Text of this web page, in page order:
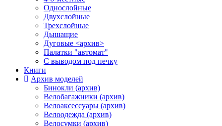
Однослойные
Двухслойные
Трехслойные
Дышащие
Дуговые <архив>
Палатки "автомат"
C выводом под печку
Книги
Архив моделей
Бинокли (архив)
Велобагажники (архив)
Велоаксессуары (архив)
Велоодежда (архив)
Велосумки (архив)